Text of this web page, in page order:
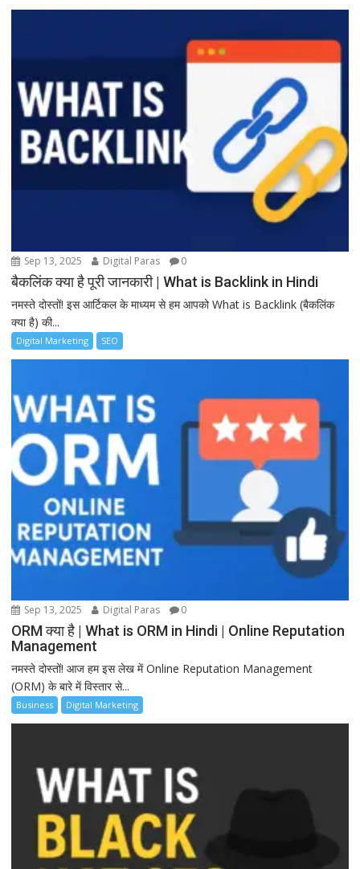
Sep 13, 2025 Digital Paras 0
बैकलिंक क्या है पूरी जानकारी | What is Backlink in Hindi
नमस्ते दोस्तों! इस आर्टिकल के माध्यम से हम आपको What is Backlink (बैकलिंक
क्या है) की...
Digital Marketing SEO
Sep 13, 2025 Digital Paras 0
ORM क्या है | What is ORM in Hindi | Online Reputation
Management
नमस्ते दोस्तों! आज हम इस लेख में Online Reputation Management
(ORM) के बारे में विस्तार से...
Business Digital Marketing